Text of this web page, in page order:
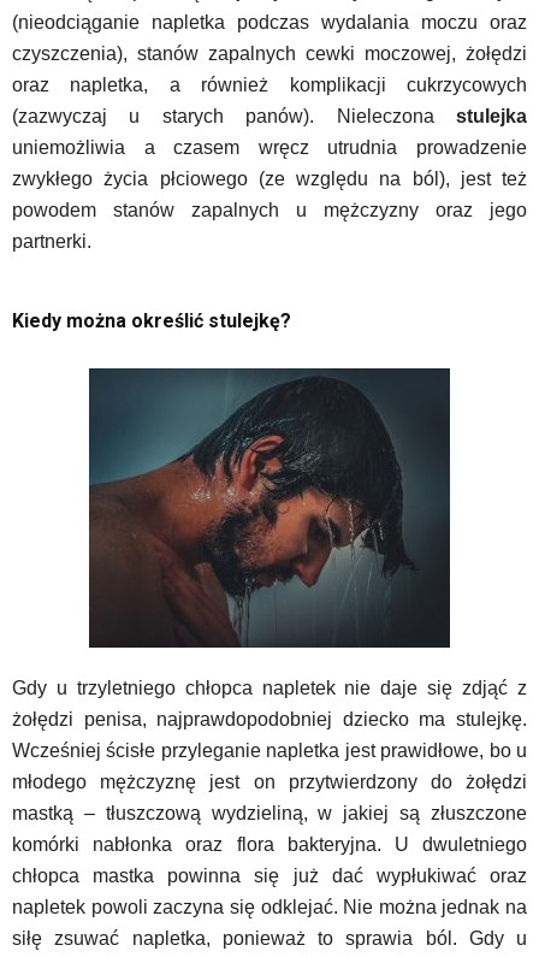
(nieodciąganie napletka podczas wydalania moczu oraz
czyszczenia), stanów zapalnych cewki moczowej, żołędzi
oraz napletka, a również komplikacji cukrzycowych
(zazwyczaj u starych panów). Nieleczona stulejka
uniemożliwia a czasem wręcz utrudnia prowadzenie
zwykłego życia płciowego (ze względu na ból), jest też
powodem stanów zapalnych u mężczyzny oraz jego
partnerki.
Kiedy można określić stulejkę?
Gdy u trzyletniego chłopca napletek nie daje się zdjąć z
żołędzi penisa, najprawdopodobniej dziecko ma stulejkę.
Wcześniej ścisłe przyleganie napletka jest prawidłowe, bo u
młodego mężczyznę jest on przytwierdzony do żołędzi
mastką – tłuszczową wydzieliną, w jakiej są złuszczone
komórki nabłonka oraz flora bakteryjna. U dwuletniego
chłopca mastka powinna się już dać wypłukiwać oraz
napletek powoli zaczyna się odklejać. Nie można jednak na
siłę zsuwać napletka, ponieważ to sprawia ból. Gdy u